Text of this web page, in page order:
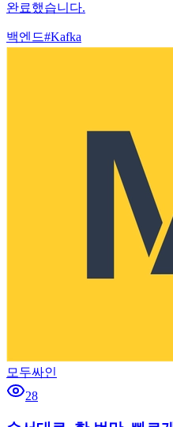
완료했습니다.
백엔드#Kafka
모두싸인
28